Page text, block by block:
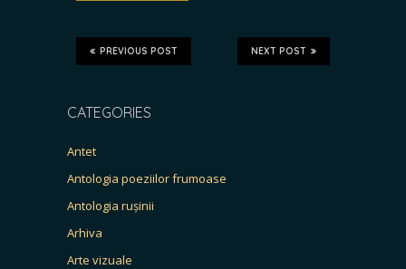
NEXT POST
PREVIOUS POST
CATEGORIES
Antet
Antologia poeziilor frumoase
Antologia rușinii
Arhiva
Arte vizuale